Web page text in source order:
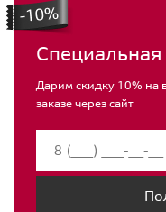
Специальная
Дарим скидку 10% на
заказе через сайт